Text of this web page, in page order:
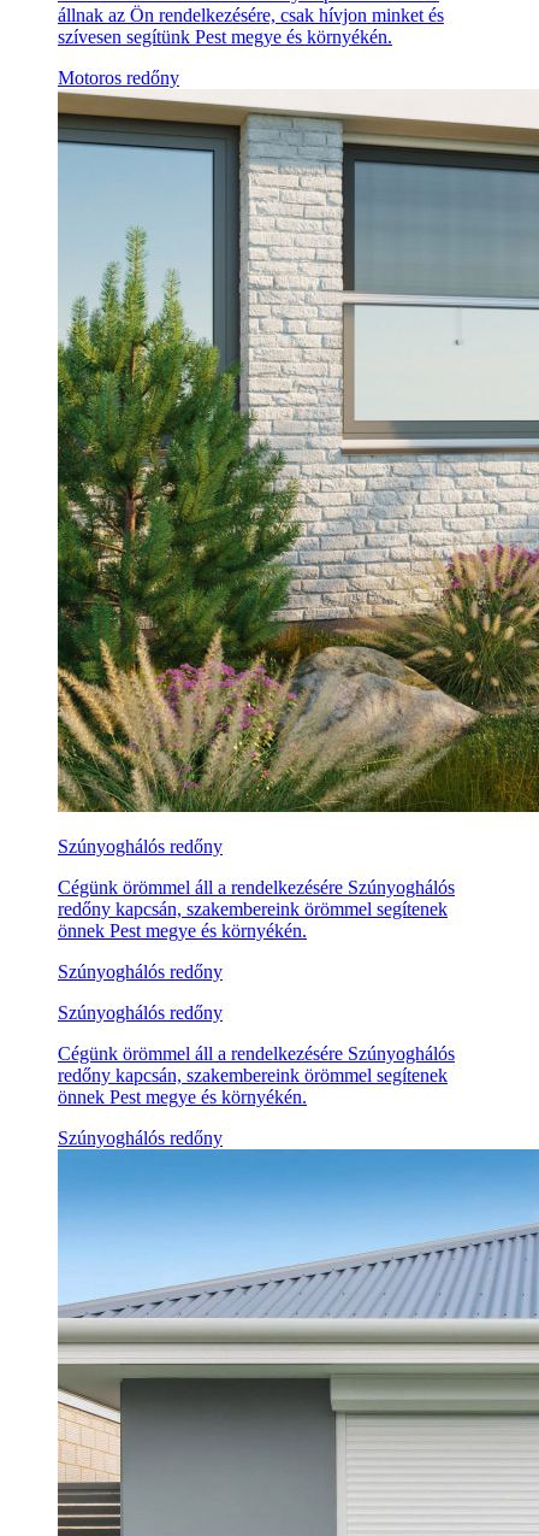
állnak az Ön rendelkezésére, csak hívjon minket és
szívesen segítünk Pest megye és környékén.
Motoros redőny
Szúnyoghálós redőny
Cégünk örömmel áll a rendelkezésére Szúnyoghálós
redőny kapcsán, szakembereink örömmel segítenek
önnek Pest megye és környékén.
Szúnyoghálós redőny
Szúnyoghálós redőny
Cégünk örömmel áll a rendelkezésére Szúnyoghálós
redőny kapcsán, szakembereink örömmel segítenek
önnek Pest megye és környékén.
Szúnyoghálós redőny